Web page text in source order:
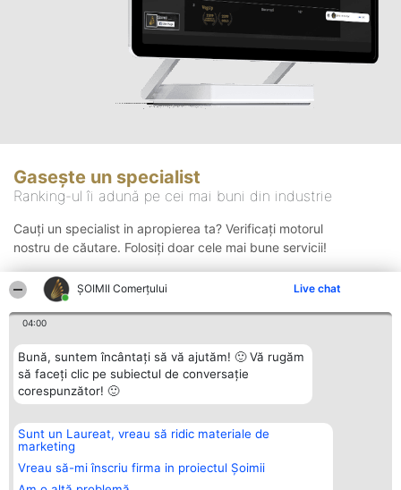
ȘOIMII Comerțului Live chat
04:00
Bună, suntem încântați să vă ajutăm! 🙂 Vă rugăm
să faceți clic pe subiectul de conversație
corespunzător! 🙂
Sunt un Laureat, vreau să ridic materiale de
marketing
Vreau să-mi înscriu firma in proiectul Șoimii
Gasește un specialist
Ranking-ul îi adună pe cei mai buni din industrie
Cauți un specialist in apropierea ta? Verificați motorul
nostru de căutare. Folosiți doar cele mai bune servicii!
Organizator Ranking
BRIGHT SOLUTIONS BR SRL
Aleea Timisul De Sus 2 Bl. A30
Sc. A Et. 4 Ap. 13 Cod 061952
Plebiscyt
Lista Tuturor
Laureaților
Contact